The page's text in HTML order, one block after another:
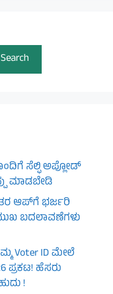
Search
ಸೆಲ್ಫಿ ಅಪ್ಲೋಡ್
ಮಾಡಬೇಡಿ
ಆಪ್‌ಗೆ ಭರ್ಜರಿ
ಬದಲಾವಣೆಗಳು
Voter ID ಮೇಲೆ
ಪ್ರಕಟ! ಹೆಸರು
!